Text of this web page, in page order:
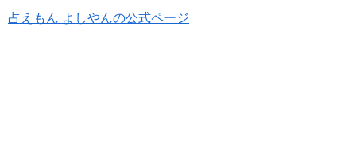
占えもん よしやんの公式ページ